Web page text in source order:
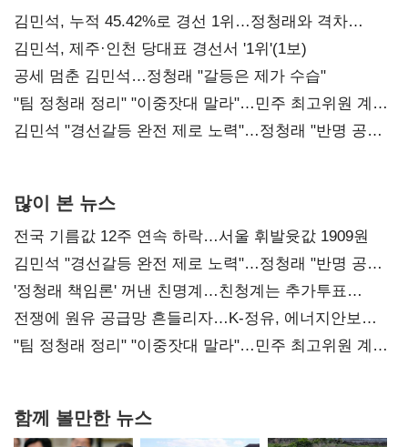
김민석, 누적 45.42%로 경선 1위…정청래와 격차
0.86%p(2보)
김민석, 제주·인천 당대표 경선서 '1위'(1보)
공세 멈춘 김민석…정청래 "갈등은 제가 수습"
"팀 정청래 정리" "이중잣대 말라"…민주 최고위원 계파
다툼 격화
김민석 "경선갈등 완전 제로 노력"…정청래 "반명 공세
많이 본 뉴스
전국 기름값 12주 연속 하락…서울 휘발윳값 1909원
김민석 "경선갈등 완전 제로 노력"…정청래 "반명 공세
사과부터"
'정청래 책임론' 꺼낸 친명계…친청계는 추가투표
때리기
전쟁에 원유 공급망 흔들리자…K-정유, 에너지안보
핵심으로 재부상
"팀 정청래 정리" "이중잣대 말라"…민주 최고위원 계파
함께 볼만한 뉴스